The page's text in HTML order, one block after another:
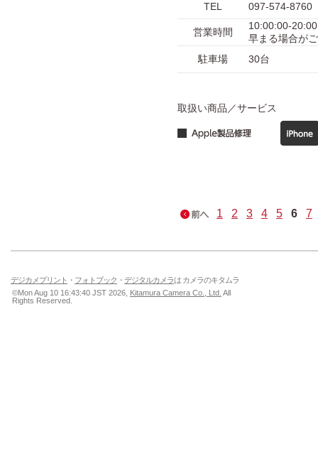
TEL 097-574-8760
営業時間
10:00:00-
早まる場合が
駐車場
30台
取扱い商品／サービス
1 2 3 4 5 6 7
デジカメプリント ・ フォトブック ・ デジタルカメラは カメラのキタムラ
©Mon Aug 10 16:43:40 JST 2026, Kitamura Camera Co., Ltd. All
Rights Reserved.